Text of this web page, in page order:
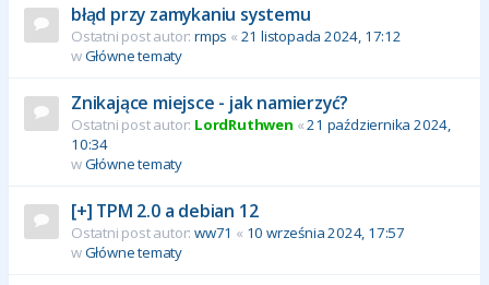
błąd przy zamykaniu systemu
Ostatni post autor: rmps « 21 listopada 2024, 17:12
wGłówne tematy
Znikające miejsce - jak namierzyć?
Ostatni post autor: LordRuthwen «21 października 2024,
10:34
wGłówne tematy
[+] TPM 2.0 a debian 12
Ostatni post autor: ww71 « 10 września 2024, 17:57
wGłówne tematy